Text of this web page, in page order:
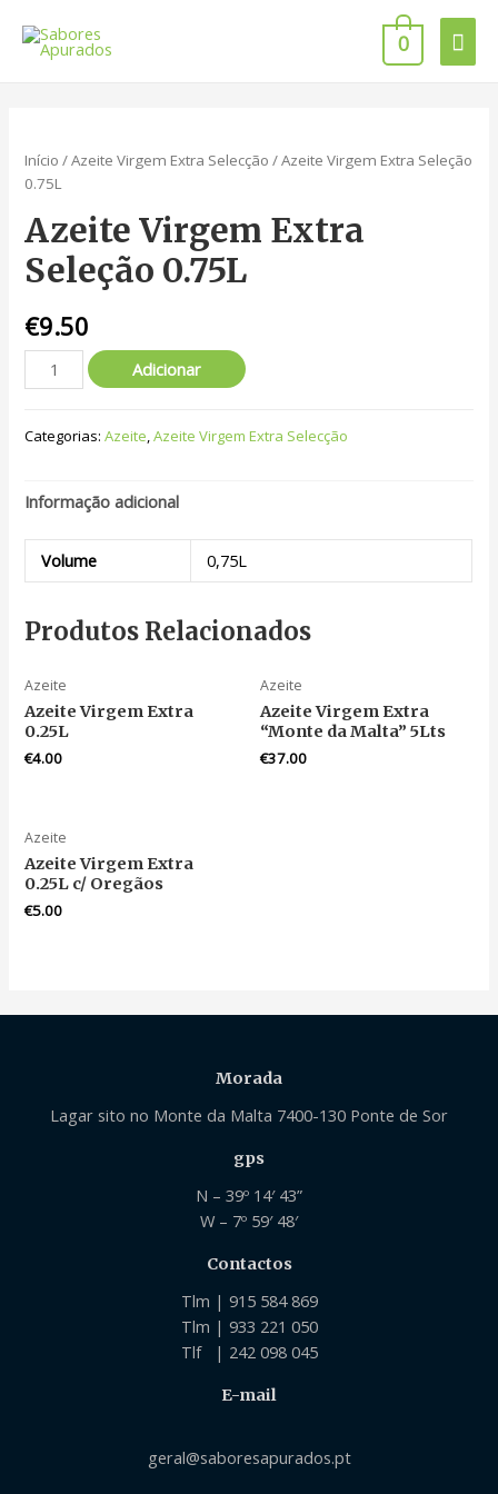
0
Início /Azeite Virgem Extra Selecção / Azeite Virgem Extra Seleção
0.75L
Azeite Virgem Extra
Seleção 0.75L
€9.50
Adicionar
Categorias:Azeite,Azeite Virgem Extra Selecção
Informação adicional
Volume 0,75L
Produtos Relacionados
Azeite
Azeite Virgem Extra
0.25L
€4.00
Azeite
Azeite Virgem Extra
“Monte da Malta” 5Lts
€37.00
Azeite
Azeite Virgem Extra
0.25L c/ Oregãos
€5.00
Morada
Lagar sito no Monte da Malta 7400-130 Ponte de Sor
gps
N – 39º 14′ 43”
W – 7º 59′ 48′
Contactos
Tlm | 915 584 869
Tlm | 933 221 050
Tlf | 242 098 045
E-mail
geral@saboresapurados.pt